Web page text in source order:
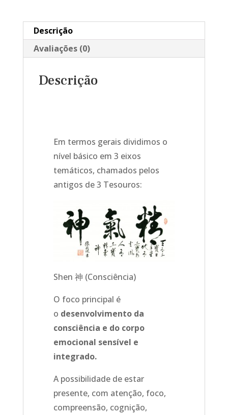
Descrição
Avaliações (0)
Descrição
Em termos gerais dividimos o
nível básico em 3 eixos
temáticos, chamados pelos
antigos de 3 Tesouros:
Shen 神 (Consciência)
O foco principal é
o desenvolvimento da
consciência e do corpo
emocional sensível e
integrado.
A possibilidade de estar
presente, com atenção, foco,
compreensão, cognição,